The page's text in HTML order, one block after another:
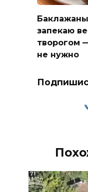
запекаю
творогом
не нужно